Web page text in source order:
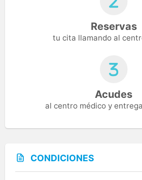
Reservas
tu cita llamando al
Acudes
al centro médico y
CONDICIONES